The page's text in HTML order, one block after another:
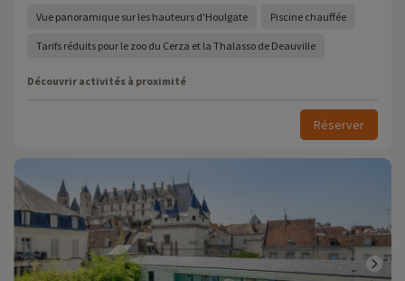
Vue panoramique sur les hauteurs d'Houlgate Piscine chauffée
Tarifs réduits pour le zoo du Cerza et la Thalasso de Deauville
Découvrir activités à proximité
Réserver